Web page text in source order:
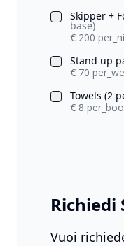
Skipper +
base)
€ 200
Stand up
€ 70
Towels (2
€ 8
Richiedi
Vuoi